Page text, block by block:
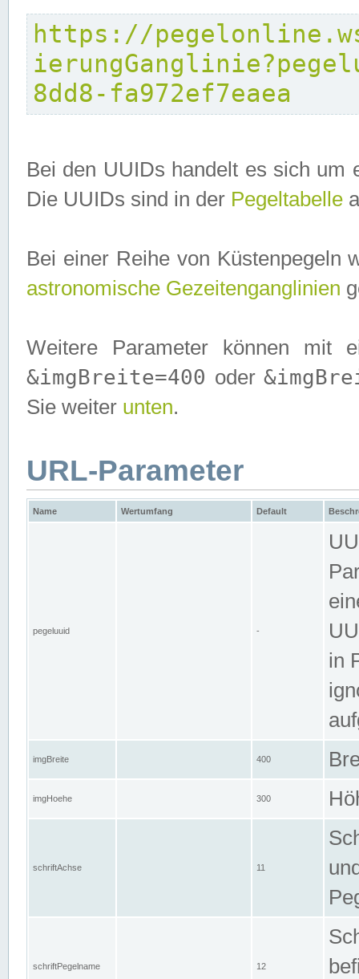
https://
8dd8-fa972ef7eaea
Bei den UUIDs handelt es sich um
Die UUIDs sind in der Pegeltabelle
Bei einer Reihe von Küstenpegeln
astronomische Gezeitenganglinien
Weitere Parameter können mit
&imgBreite=400 oder
Sie weiter unten.
URL-Parameter
Name Wertumfang Default
pegeluuid -
in
imgBreite 400
imgHoehe 300
schriftAchse 11
schriftPegelname 12